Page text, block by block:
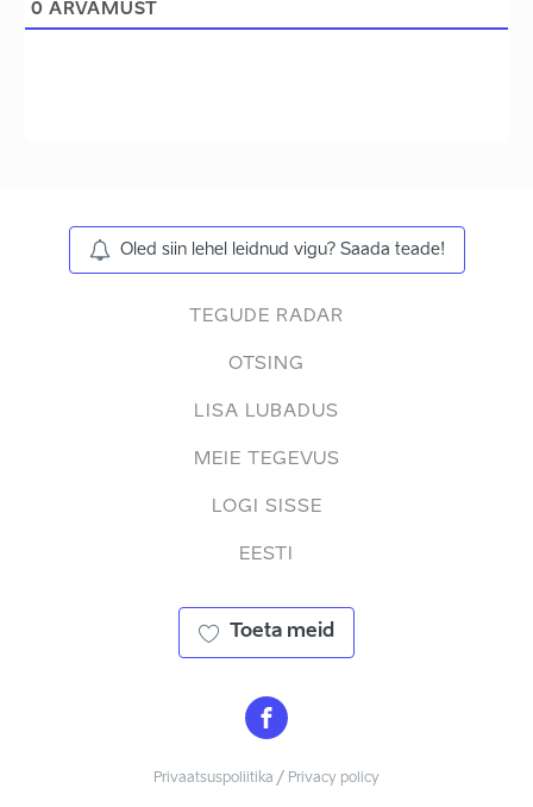
0 ARVAMUST
Oled siin lehel leidnud vigu? Saada teade!
TEGUDE RADAR
OTSING
LISA LUBADUS
MEIE TEGEVUS
LOGI SISSE
EESTI
Toeta meid
Privaatsuspoliitika / Privacy policy